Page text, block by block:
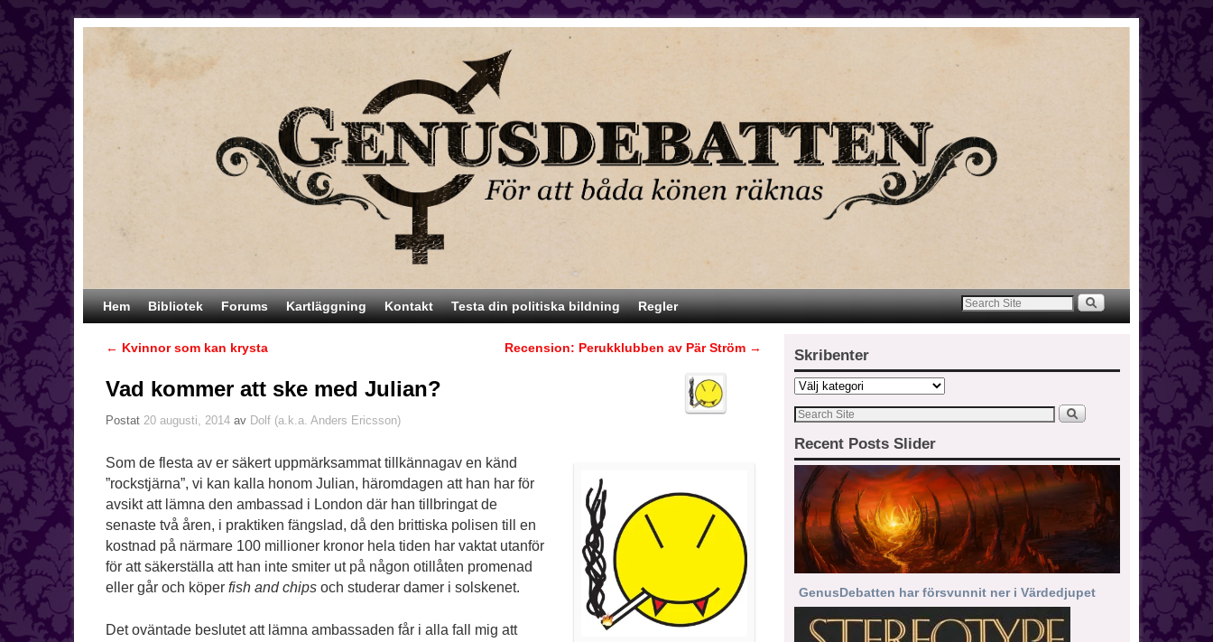
Hoppa till huvudinnehåll
Hoppa till sekundärt innehåll
Hem Bibliotek Forums Kartläggning Kontakt Testa din politiska bildning Regler
Inläggsnavigering
← Kvinnor som kan krysta Recension: Perukklubben av Pär Ström →
Vad kommer att ske med Julian?
Postat 20 augusti, 2014 av Dolf (a.k.a. Anders Ericsson)
Som de flesta av er säkert uppmärksammat tillkännagav en känd
”rockstjärna”, vi kan kalla honom Julian, häromdagen att han har för
avsikt att lämna den ambassad i London där han tillbringat de
senaste två åren, i praktiken fängslad, då den brittiska polisen till en
kostnad på närmare 100 millioner kronor hela tiden har vaktat utanför
för att säkerställa att han inte smiter ut på någon otillåten promenad
eller går och köper fish and chips och studerar damer i solskenet.
Det oväntade beslutet att lämna ambassaden får i alla fall mig att
Skribenter
Recent Posts Slider
GenusDebatten har försvunnit ner i Värdedjupet